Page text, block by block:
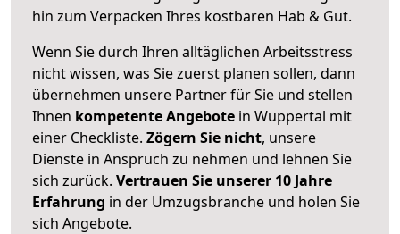
hin zum Verpacken Ihres kostbaren Hab & Gut.
Wenn Sie durch Ihren alltäglichen Arbeitsstress
nicht wissen, was Sie zuerst planen sollen, dann
übernehmen unsere Partner für Sie und stellen
Ihnen kompetente Angebote in Wuppertal mit
einer Checkliste. Zögern Sie nicht, unsere
Dienste in Anspruch zu nehmen und lehnen Sie
sich zurück. Vertrauen Sie unserer 10 Jahre
Erfahrung in der Umzugsbranche und holen Sie
sich Angebote.